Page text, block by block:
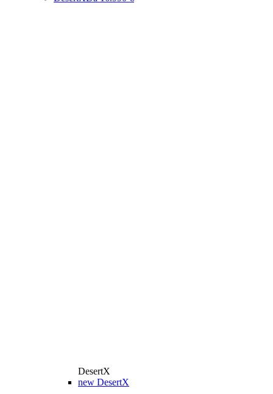
DesertX
new DesertX